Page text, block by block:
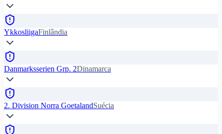
YkkosliigaFinlândia
Danmarksserien Grp. 2Dinamarca
2. Division Norra GoetalandSuécia